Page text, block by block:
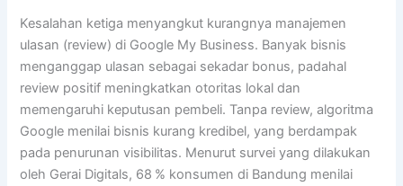
Kesalahan ketiga menyangkut kurangnya manajemen
ulasan (review) di Google My Business. Banyak bisnis
menganggap ulasan sebagai sekadar bonus, padahal
review positif meningkatkan otoritas lokal dan
memengaruhi keputusan pembeli. Tanpa review, algoritma
Google menilai bisnis kurang kredibel, yang berdampak
pada penurunan visibilitas. Menurut survei yang dilakukan
oleh Gerai Digitals, 68 % konsumen di Bandung menilai